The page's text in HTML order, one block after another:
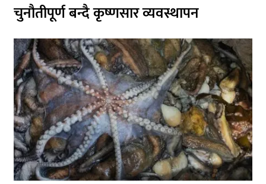
चुनौतीपूर्ण बन्दै कृष्णसार व्यवस्थापन